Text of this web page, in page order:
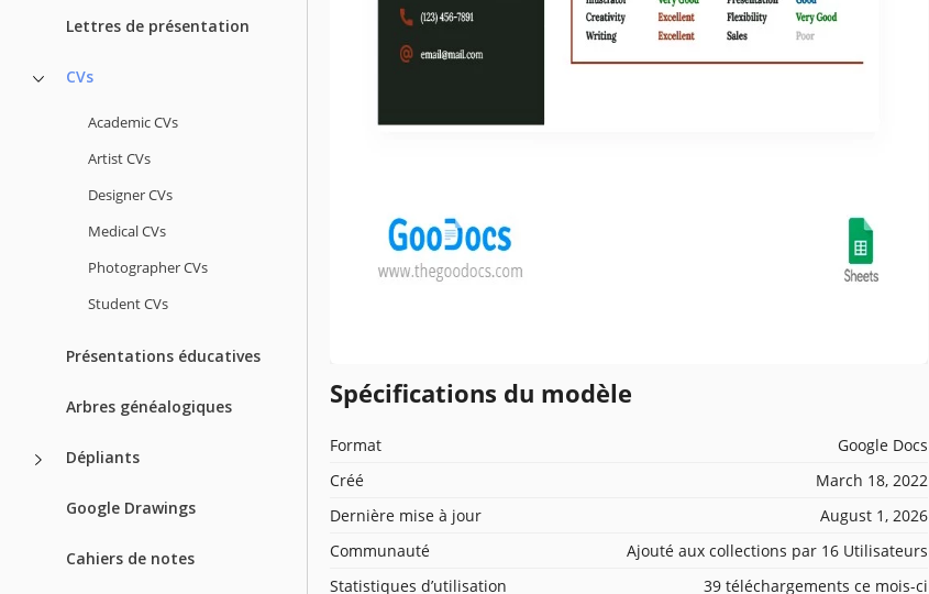
Lettres de présentation
CVs
Academic CVs
Artist CVs
Designer CVs
Medical CVs
Photographer CVs
Student CVs
Présentations éducatives
Arbres généalogiques
Dépliants
Google Drawings
Cahiers de notes
Spécifications du modèle
Format
Google Docs
Créé
March 18, 2022
Dernière mise à jour
August 1, 2026
Communauté
Ajouté aux collections par 16 Utilisateurs
Statistiques d’utilisation
39 téléchargements ce mois-ci